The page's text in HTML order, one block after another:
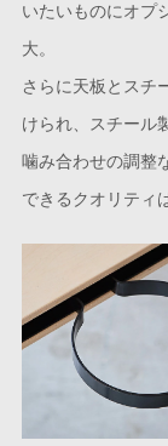
いたいものにオプ
大。
さらに天板とスチ
けられ、スチール
噛み合わせの調整
できるクオリティ